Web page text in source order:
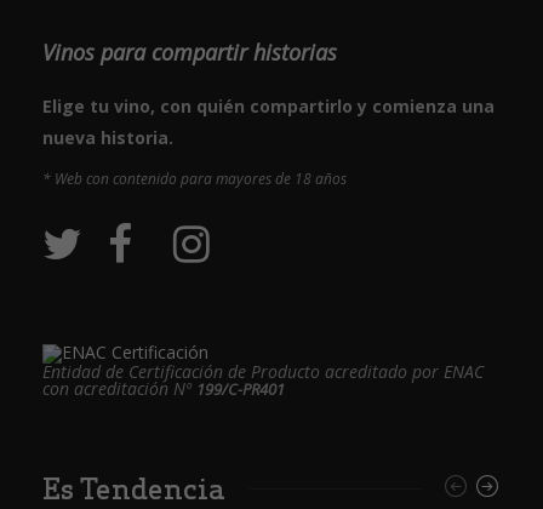
Vinos para compartir historias
Elige tu vino, con quién compartirlo y comienza una
nueva historia.
* Web con contenido para mayores de 18 años
Entidad de Certificación de Producto acreditado por ENAC
con acreditación Nº 199/C-PR401
Es Tendencia